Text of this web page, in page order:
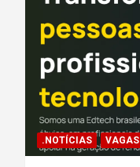
.NOTÍCIAS VAGAS